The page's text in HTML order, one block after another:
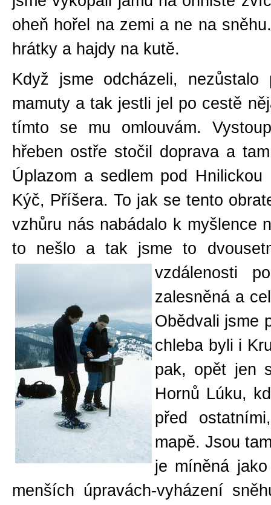
oheň hořel na zemi a ne na
hrátky a hajdy na kutě.
Když jsme odcházeli,
mamuty a tak jestli jel po cestě
tímto se mu omlouvám.
hřeben ostře stočil doprava a
Úplazom a sedlem pod
Kýč, Příšera. To jak se tento
vzhůru nás nabádalo k myšlence
to nešlo a tak jsme to
vzdálenosti
zalesněná a
Obědvali jsme
chleba byli i
pak, opět jen
Hornů Lúku,
před
mapě. Jsou
je míněná
menších úpravách-vyházení